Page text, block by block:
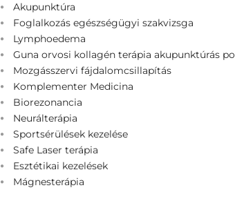
Akupunktúra
Foglalkozás egészségügyi szakvizsga
Lymphoedema
Guna orvosi kollagén terápia akupunktúrás
Mozgásszervi fájdalomcsillapítás
Komplementer Medicina
Biorezonancia
Neurálterápia
Sportsérülések kezelése
Safe Laser terápia
Esztétikai kezelések
Mágnesterápia